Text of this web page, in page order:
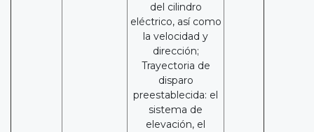
del cilindro
eléctrico, así como
la velocidad y
dirección;
Trayectoria de
disparo
preestablecida: el
sistema de
elevación, el